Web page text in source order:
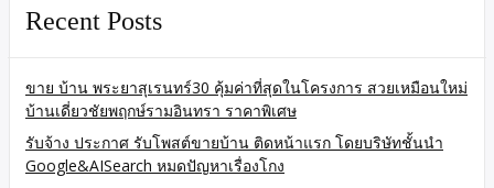
Recent Posts
ขาย บ้าน พระยาสุเรนทร์30 คุ้มค่าที่สุดในโครงการ สวยเหมือนใหม่
บ้านเดี่ยวชัยพฤกษ์รามอินทรา ราคาพิเศษ
รับจ้าง ประกาศ รับโพสต์ขายบ้าน ติดหน้าแรก โดยบริษัทชั้นนำ
Google&AISearch หมดปัญหาเรื่องโกง